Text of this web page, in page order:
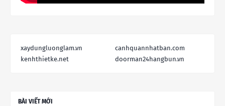
xaydungluonglam.vn
canhquannhatban.com
kenhthietke.net
doorman24hangbun.vn
BÀI VIẾT MỚI